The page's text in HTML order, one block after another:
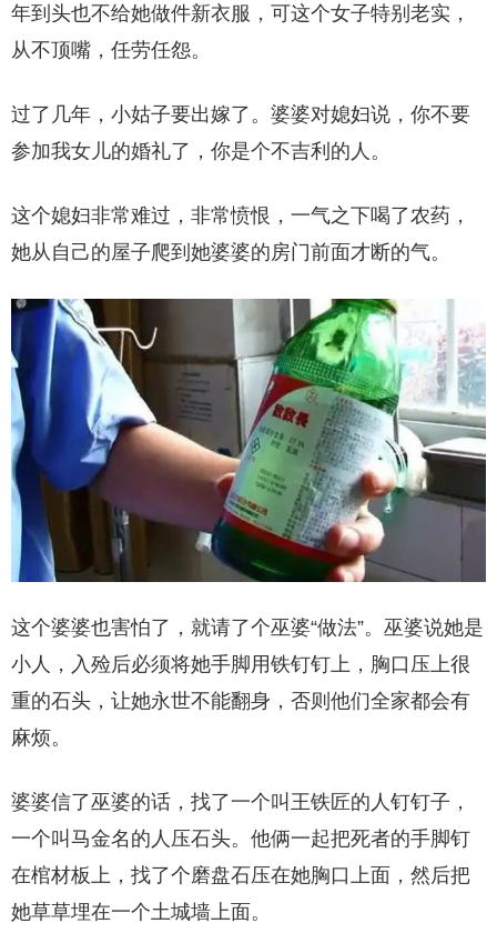
年到头也不给她做件新衣服，可这个女子特别老实，
从不顶嘴，任劳任怨。
过了几年，小姑子要出嫁了。婆婆对媳妇说，你不要
参加我女儿的婚礼了，你是个不吉利的人。
这个媳妇非常难过，非常愤恨，一气之下喝了农药，
她从自己的屋子爬到她婆婆的房门前面才断的气。
这个婆婆也害怕了，就请了个巫婆“做法”。巫婆说她是
小人，入殓后必须将她手脚用铁钉钉上，胸口压上很
重的石头，让她永世不能翻身，否则他们全家都会有
麻烦。
婆婆信了巫婆的话，找了一个叫王铁匠的人钉钉子，
一个叫马金名的人压石头。他俩一起把死者的手脚钉
在棺材板上，找了个磨盘石压在她胸口上面，然后把
她草草埋在一个土城墙上面。